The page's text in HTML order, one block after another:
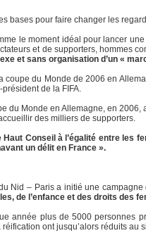
bases pour faire changer les
le moment idéal pour lancer
et de supporters, hommes
et sans organisation d’un «
coupe du Monde de 2006 en
de la FIFA.
du Monde en Allemagne, en
des milliers de supporters.
Conseil à l’égalité entre les
un délit en France ».
Nid – Paris a initié une
de l’enfance et des droits des
année plus de 5000
ont jusqu’alors réduits au